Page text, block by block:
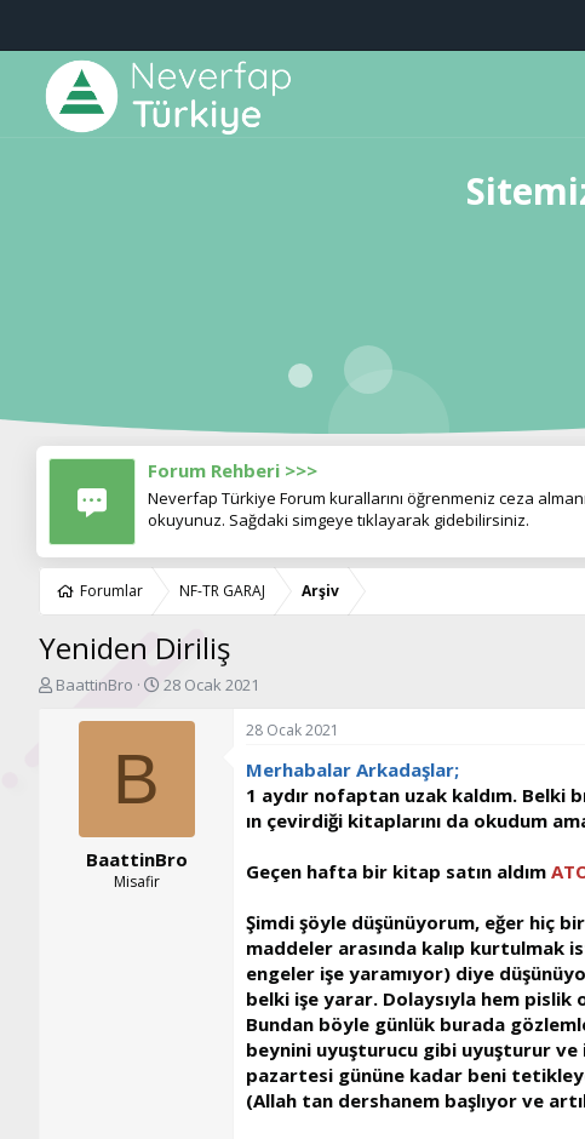
Forum Rehberi >>>
Neverfap Türkiye Forum kurallarını öğrenmeniz ceza
okuyunuz. Sağdaki simgeye tıklayarak gidebilirsiniz.
Forumlar NF-TR GARAJ Arşiv
Yeniden Diriliş
K
BaattinBro
B
ş
ı
ç
28 Ocak 2021
B
BaattinBro
Misafir
28 Ocak 2021
Merhabalar Arkadaşlar;
1 aydır nofaptan uzak kaldım. Belki
ın çevirdiği kitaplarını da okudum
Geçen hafta bir kitap satın aldım
Şimdi şöyle düşünüyorum, eğer hiç
maddeler arasında kalıp kurtulmak
engeler işe yaramıyor) diye
belki işe yarar. Dolaysıyla hem
Bundan böyle günlük burada
beynini uyuşturucu gibi uyuşturur ve
pazartesi gününe kadar beni
(Allah tan dershanem başlıyor ve